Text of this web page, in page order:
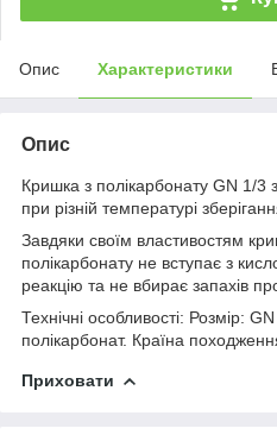
Опис Характеристики
Опис
Кришка з полікарбонату GN 1/3
при різній температурі
Завдяки своїм властивостям
полікарбонату не вступає з
реакцію та не вбирає запахів
Технічні особливості: Розмір:
полікарбонат. Країна
Приховати